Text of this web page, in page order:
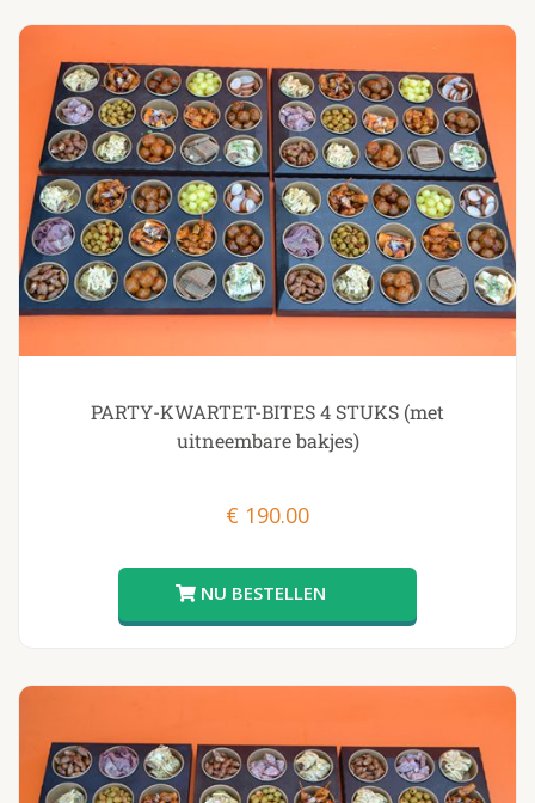
PARTY-KWARTET-BITES 4 STUKS (met
uitneembare bakjes)
€ 190.00